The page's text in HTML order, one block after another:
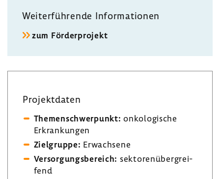
Weiter­füh­rende Infor­ma­tionen
zum Förder­pro­jekt
Projekt­daten
Themen­schwer­punkt: onko­lo­gi­sche
Erkran­kungen
Ziel­gruppe: Erwach­sene
Versor­gungs­be­reich: sekto­ren­über­grei­
fend